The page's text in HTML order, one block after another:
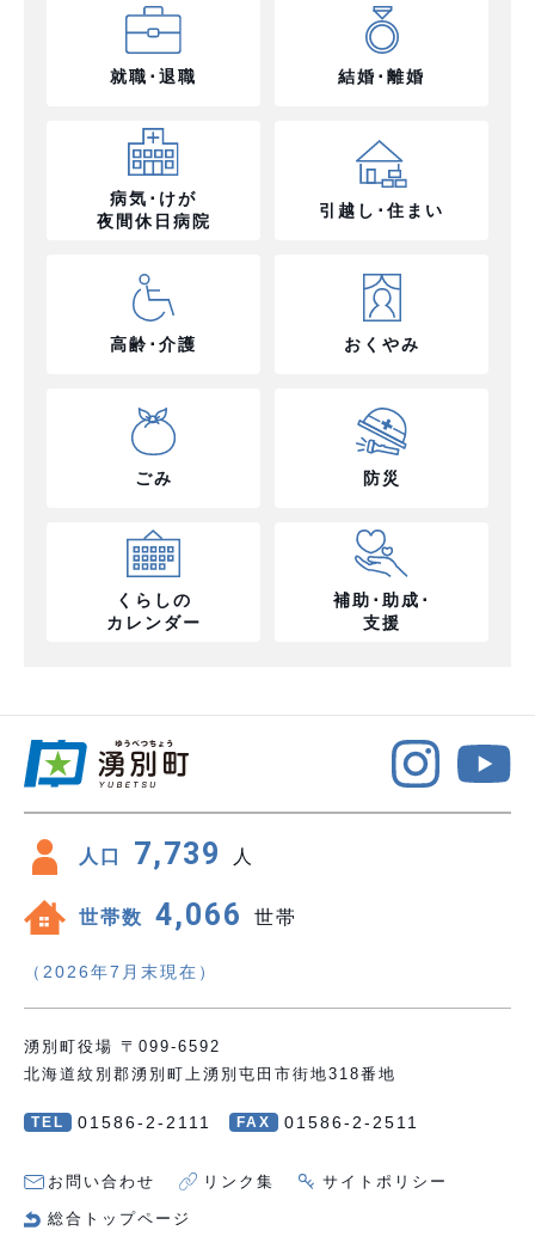
就職･退職 結婚･離婚
病気･けが
夜間休日病院
引越し･住まい
高齢･介護 おくやみ
ごみ 防災
くらしの
カレンダー
補助･助成･
支援
人口 7,739 人
世帯数 4,066 世帯
（2026年7月末現在）
湧別町役場 〒099-6592
北海道紋別郡湧別町上湧別屯田市街地318番地
TEL 01586-2-2111 FAX 01586-2-2511
お問い合わせ リンク集 サイトポリシー
総合トップページ